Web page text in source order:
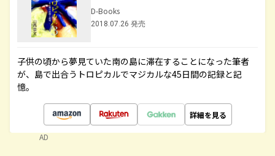
D-Books
2018.07.26 発売
子供の頃から夢見ていた南の島に滞在することになった筆者
が、島で出合うトロピカルでマジカルな45日間の記録と記
憶。
詳細を見る
AD